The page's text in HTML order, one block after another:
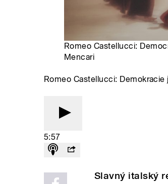
Romeo Castellucci:
Mencari
Romeo Castellucci:
5:57
Slavný italský